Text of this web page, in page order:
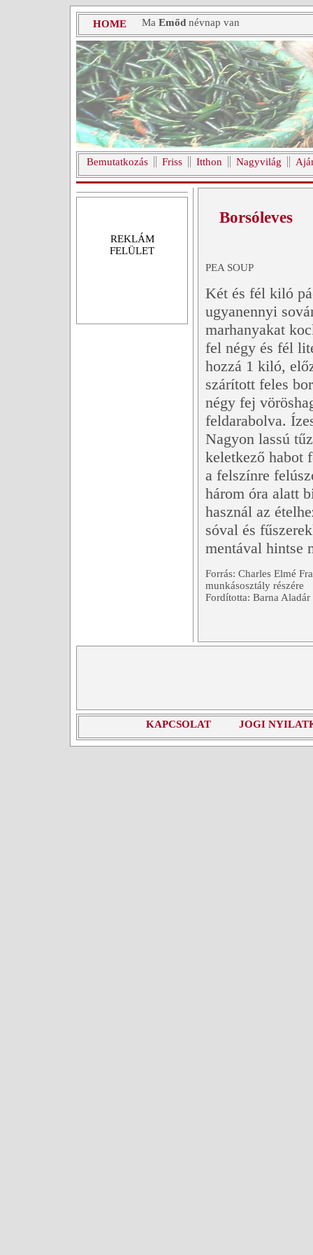
HOME Ma Emőd névnap van
Bemutatkozás Friss Itthon Nagyvilág
REKLÁM
FELÜLET
Borsóleves
PEA SOUP
Két és fél kiló
ugyanennyi
marhanyakat
fel négy és fél
hozzá 1 kiló,
szárított feles
négy fej
feldarabolva.
Nagyon lassú
keletkező habot
a felszínre
három óra alatt
használ az
sóval és
mentával hintse
Forrás: Charles Elmé
munkásosztály részére
Fordította: Barna Aladár
KAPCSOLAT JOGI